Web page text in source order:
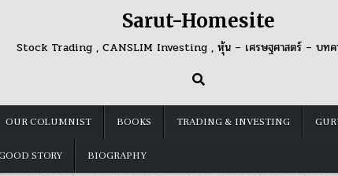
Sarut-Homesite
Stock Trading , CANSLIM Investing , หุ้น – เศรษฐศาสตร์ – บทค
OUR COLUMNIST BOOKS TRADING & INVESTING
STORY BIOGRAPHY